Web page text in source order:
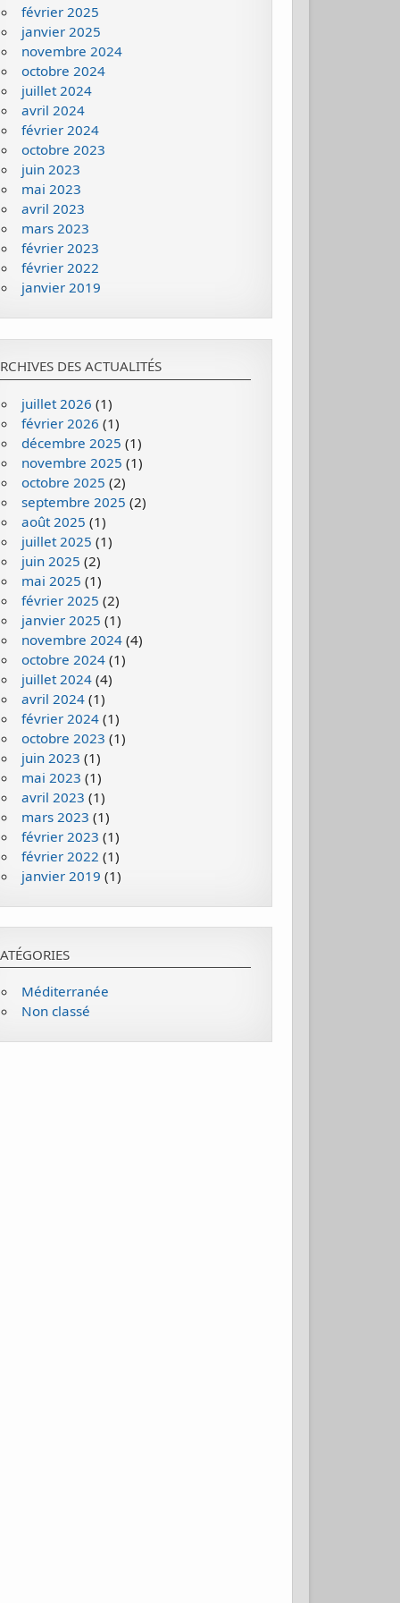
février 2025
janvier 2025
novembre 2024
octobre 2024
juillet 2024
avril 2024
février 2024
octobre 2023
juin 2023
mai 2023
avril 2023
mars 2023
février 2023
février 2022
janvier 2019
DES ACTUALITÉS
juillet 2026 (1)
février 2026 (1)
décembre 2025 (1)
novembre 2025 (1)
octobre 2025 (2)
septembre 2025 (2)
août 2025 (1)
juillet 2025 (1)
juin 2025 (2)
mai 2025 (1)
février 2025 (2)
janvier 2025 (1)
novembre 2024(4)
octobre 2024(1)
juillet 2024(4)
avril 2024(1)
février 2024(1)
octobre 2023 (1)
juin 2023 (1)
mai 2023 (1)
avril 2023 (1)
mars 2023 (1)
février 2023 (1)
février 2022 (1)
janvier 2019 (1)
Méditerranée
Non classé